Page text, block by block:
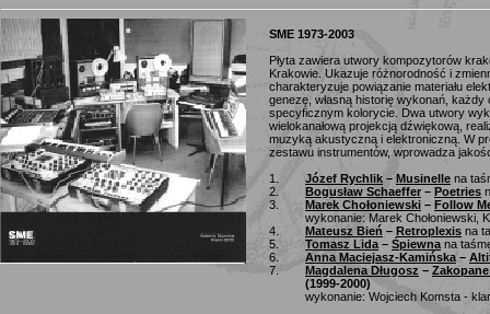
SME 1973-2003
Płyta zawiera utwory kompozytorów
Krakowie. Ukazuje różnorodność i
charakteryzuje powiązanie materiału
genezę, własną historię wykonań,
specyficznym kolorycie. Dwa utwory
wielokanałową projekcją dźwiękową,
muzyką akustyczną i elektroniczną. W
zestawu instrumentów, wprowadza
1.
Józef Rychlik – Musinelle na
2.
Bogusław Schaeffer – Poetries
3.
Marek Chołoniewski – Follow
wykonanie: Marek Chołoniewski,
4.
Mateusz Bień – Retroplexis na
5.
Tomasz Lida – Śpiewna na
6.
Anna Maciejasz-Kamińska –
7.
Magdalena Długosz –
(1999-2000)
wykonanie: Wojciech Komsta -